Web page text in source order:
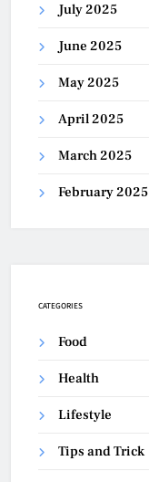
July 2025
June 2025
May 2025
April 2025
March 2025
February 2025
CATEGORIES
Food
Health
Lifestyle
Tips and Trick